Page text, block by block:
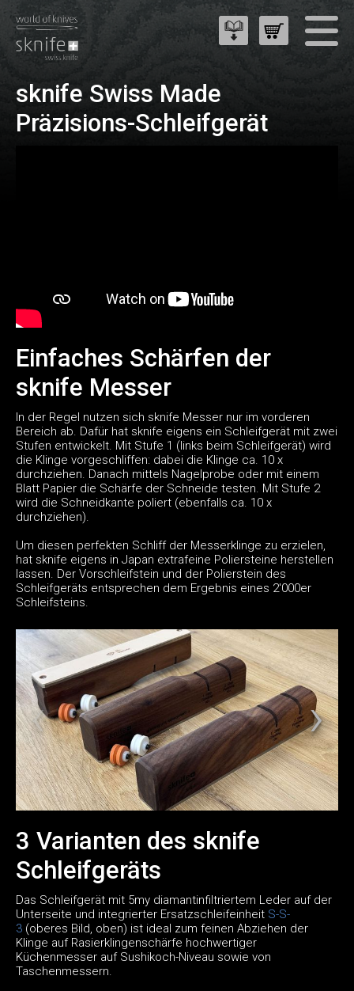
sknife Swiss Made
Präzisions-Schleifgerät
Einfaches Schärfen der
sknife Messer
In der Regel nutzen sich sknife Messer nur im vorderen
Bereich ab. Dafür hat sknife eigens ein Schleifgerät mit zwei
Stufen entwickelt. Mit Stufe 1 (links beim Schleifgerät) wird
die Klinge vorgeschliffen: dabei die Klinge ca. 10 x
durchziehen. Danach mittels Nagelprobe oder mit einem
Blatt Papier die Schärfe der Schneide testen. Mit Stufe 2
wird die Schneidkante poliert (ebenfalls ca. 10 x
durchziehen).
Um diesen perfekten Schliff der Messerklinge zu erzielen,
hat sknife eigens in Japan extrafeine Poliersteine herstellen
lassen. Der Vorschleifstein und der Polierstein des
Schleifgeräts entsprechen dem Ergebnis eines 2'000er
Schleifsteins.
3 Varianten des sknife
Schleifgeräts
Das Schleifgerät mit 5my diamantinfiltriertem Leder auf der
Unterseite und integrierter Ersatzschleifeinheit S-S-
3 (oberes Bild, oben) ist ideal zum feinen Abziehen der
Klinge auf Rasierklingenschärfe hochwertiger
Küchenmesser auf Sushikoch-Niveau sowie von
Taschenmessern.